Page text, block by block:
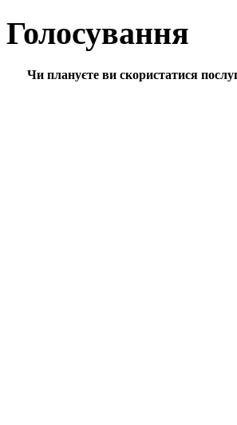
Голосування
Чи плануєте ви скористатися